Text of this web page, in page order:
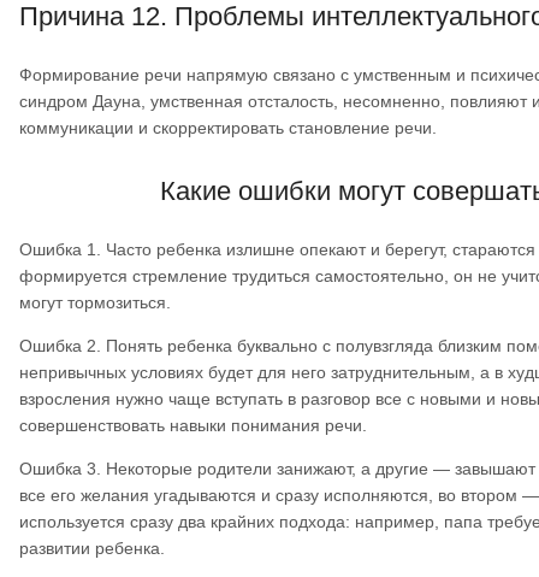
Причина 12. Проблемы
Формирование речи напрямую связано с умственным и
синдром Дауна, умственная отсталость, несомненно,
коммуникации и скорректировать становление речи.
Какие ошибки могут
Ошибка 1. Часто ребенка излишне опекают и берегут,
формируется стремление трудиться самостоятельно, он не
могут тормозиться.
Ошибка 2. Понять ребенка буквально с полувзгляда близким
непривычных условиях будет для него затруднительным, а в
взросления нужно чаще вступать в разговор все с новыми и
совершенствовать навыки понимания речи.
Ошибка 3. Некоторые родители занижают, а другие —
все его желания угадываются и сразу исполняются, во
используется сразу два крайних подхода: например, папа
развитии ребенка.